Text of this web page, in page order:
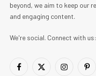
beyond, we aim to keep our
and engaging content.
We're social. Connect with us:
Facebook
X
Instagram